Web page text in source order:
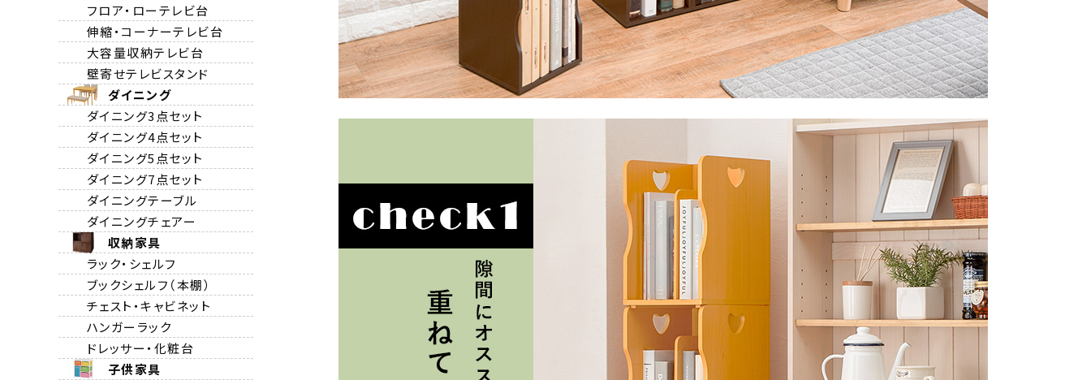
フロア・ローテレビ台
伸縮・コーナーテレビ台
大容量収納テレビ台
壁寄せテレビスタンド
ダイニング
ダイニング3点セット
ダイニング4点セット
ダイニング5点セット
ダイニング7点セット
ダイニングテーブル
ダイニングチェアー
収納家具
ラック・シェルフ
ブックシェルフ（本棚）
チェスト・キャビネット
ハンガーラック
ドレッサー・化粧台
子供家具